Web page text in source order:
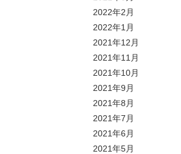
2022年2月
2022年1月
2021年12月
2021年11月
2021年10月
2021年9月
2021年8月
2021年7月
2021年6月
2021年5月